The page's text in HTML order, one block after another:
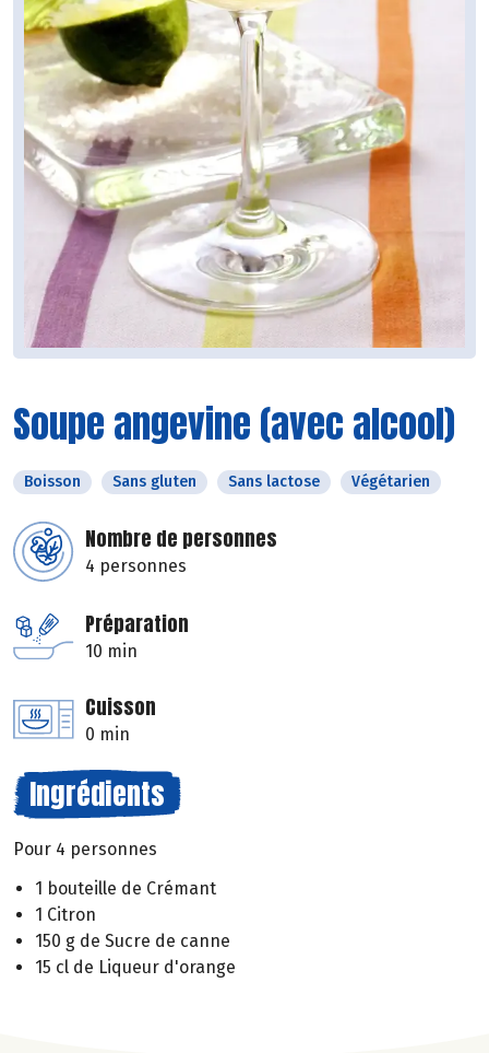
Soupe angevine (avec alcool)
Boisson Sans gluten Sans lactose Végétarien
Nombre de personnes
4 personnes
Préparation
10 min
Cuisson
0 min
Ingrédients
Pour 4 personnes
1 bouteille de Crémant
1 Citron
150 g de Sucre de canne
15 cl de Liqueur d'orange